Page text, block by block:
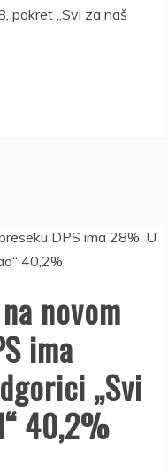
pokret „Svi za naš
novom
ima
„Svi
40,2%